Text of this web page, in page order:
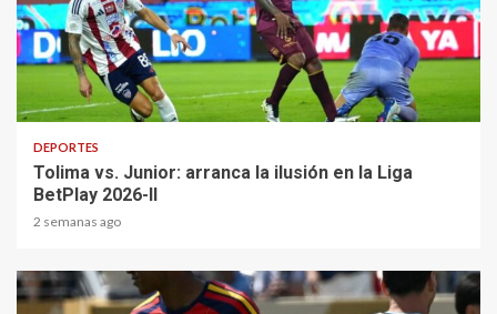
2 min read
DEPORTES
Tolima vs. Junior: arranca la ilusión en la Liga
BetPlay 2026-II
2 semanas ago